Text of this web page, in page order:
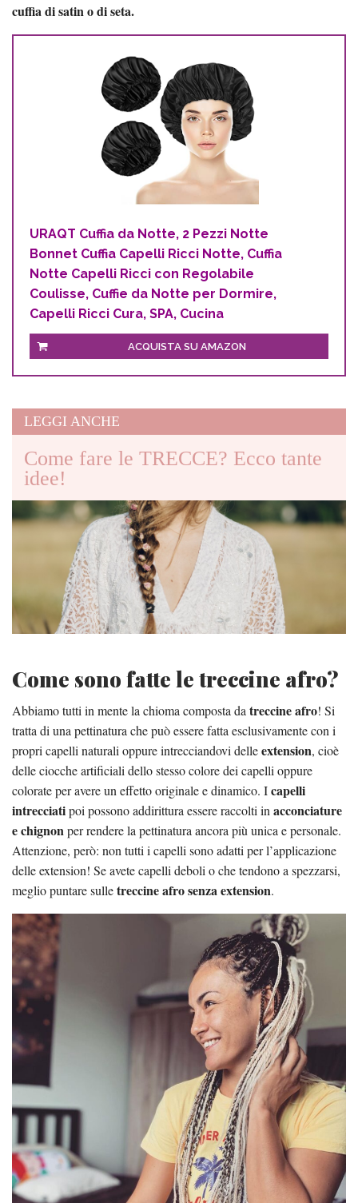
cuffia di satin o di seta.
URAQT Cuffia da Notte, 2 Pezzi Notte
Bonnet Cuffia Capelli Ricci Notte, Cuffia
Notte Capelli Ricci con Regolabile
Coulisse, Cuffie da Notte per Dormire,
Capelli Ricci Cura, SPA, Cucina
ACQUISTA SU AMAZON
LEGGI ANCHE
Come fare le TRECCE? Ecco tante
idee!
Come sono fatte le treccine afro?
Abbiamo tutti in mente la chioma composta da treccine afro! Si
tratta di una pettinatura che può essere fatta esclusivamente con i
propri capelli naturali oppure intrecciandovi delleextension, cioè
delle ciocche artificiali dello stesso colore dei capelli oppure
colorate per avere un effetto originale e dinamico. Icapelli
intrecciatipoi possono addirittura essere raccolti in acconciature
e chignonper rendere la pettinatura ancora più unica e personale.
Attenzione, però: non tutti i capelli sono adatti per l’applicazione
delle extension! Se avete capelli deboli o che tendono a spezzarsi,
meglio puntare sulletreccine afro senza extension.